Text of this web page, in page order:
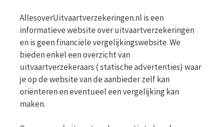
AllesoverUitvaartverzekeringen.nl is een
informatieve website over uitvaartverzekeringen
en is geen financiële vergelijkingswebsite. We
bieden enkel een overzicht van
uitvaartverzekeraars ( statische advertenties) waar
je op de website van de aanbieder zelf kan
oriënteren en eventueel een vergelijking kan
maken.